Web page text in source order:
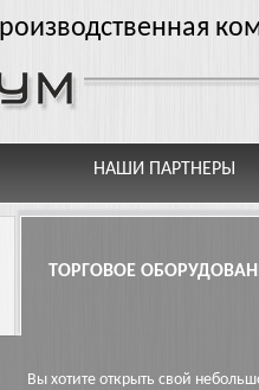
НАШИ ПАРТНЕРЫ
ТОРГОВОЕ
Вы хотите открыть свой